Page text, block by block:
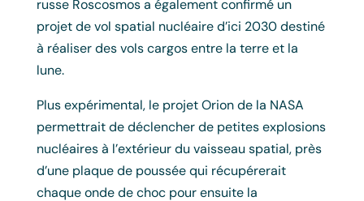
russe Roscosmos a également confirmé un
projet de vol spatial nucléaire d’ici 2030 destiné
à réaliser des vols cargos entre la terre et la
lune.
Plus expérimental, le projet Orion de la NASA
permettrait de déclencher de petites explosions
nucléaires à l’extérieur du vaisseau spatial, près
d’une plaque de poussée qui récupérerait
chaque onde de choc pour ensuite la